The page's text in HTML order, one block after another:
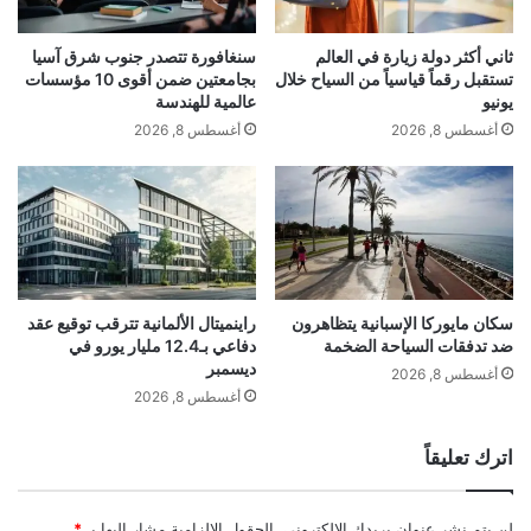
ترفض استبعاد زيادة الضرائب على البنوك
وأوضحت الأميري أن فرق المؤسسة باشرت
قبل انتهاء العام الدراسي الماضي، وضع
خارطة طريق وخطة عمل للاستعداد للعام
الدراسي الجديد، تضمن رفع جاهزية المدارس
وتأهيل البعض منها لاستقبال الطلبة بهدف
توفير متطلبات تحقيق انطلاقة مثلى للعام
ا
ي
ف
ي
و
ر
ي
ا
ا
ل
ا
ل
ي
ة
ل
ي
د
و
م
و
ك
و
و
ك
ي
ي
ض
ب
ط
ا
ثاني أكثر دولة زيارة في العالم
تستقبل رقماً قياسياً من السياح خلال
يونيو
أغسطس 8, 2026
سنغافورة تتصدر جنوب شرق آسيا
بجامعتين ضمن أقوى 10 مؤسسات
عالمية للهندسة
أغسطس 8, 2026
سكان مايوركا الإسبانية يتظاهرون
ضد تدفقات السياحة الضخمة
أغسطس 8, 2026
راينميتال الألمانية تترقب توقيع عقد
دفاعي بـ12.4 مليار يورو في
ديسمبر
أغسطس 8, 2026
اترك تعليقاً